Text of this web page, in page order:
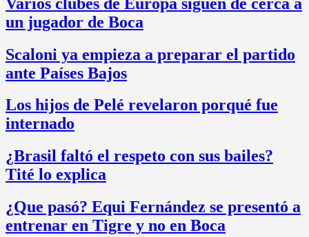
un jugador de Boca
Scaloni ya empieza a preparar el partido
ante Países Bajos
Los hijos de Pelé revelaron porqué fue
internado
¿Brasil faltó el respeto con sus bailes?
Tité lo explica
¿Que pasó? Equi Fernández se presentó a
entrenar en Tigre y no en Boca